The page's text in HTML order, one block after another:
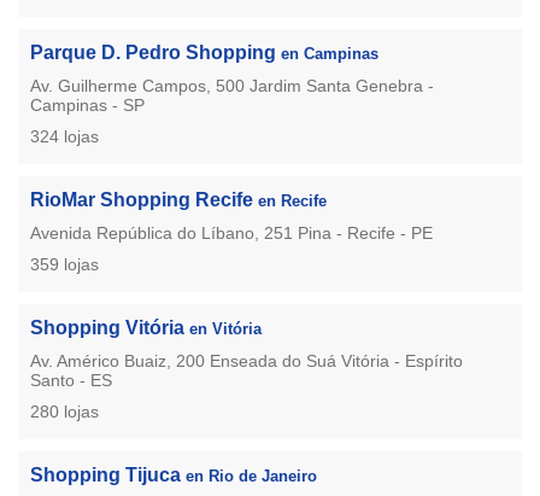
Parque D. Pedro Shopping en Campinas
Av. Guilherme Campos, 500 Jardim Santa Genebra -
Campinas - SP
324 lojas
RioMar Shopping Recife en Recife
Avenida República do Líbano, 251 Pina - Recife - PE
359 lojas
Shopping Vitória en Vitória
Av. Américo Buaiz, 200 Enseada do Suá Vitória - Espírito
Santo - ES
280 lojas
Shopping Tijuca en Rio de Janeiro